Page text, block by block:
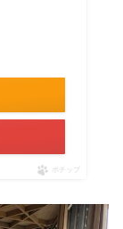
ポチップ